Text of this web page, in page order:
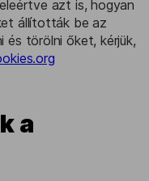
azt is, hogyan
állították be az
és törölni őket, kérjük,
a